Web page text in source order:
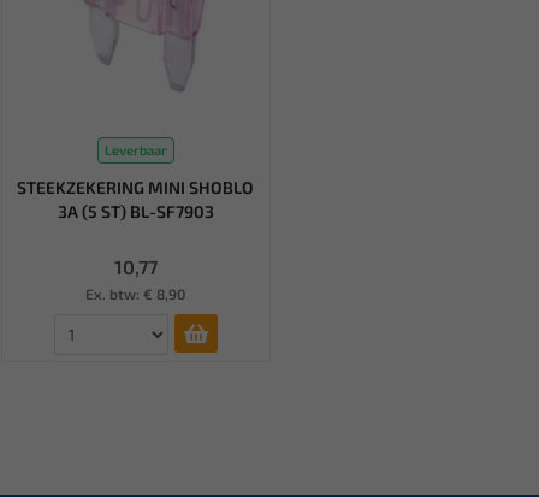
Leverbaar
STEEKZEKERING MINI SHOBLO
3A (5 ST) BL-SF7903
10,77
Ex. btw: € 8,90